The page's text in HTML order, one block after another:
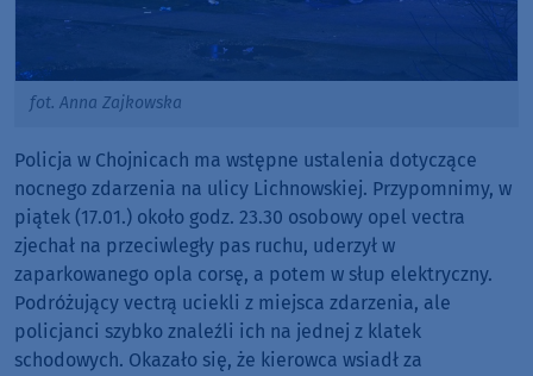
fot. Anna Zajkowska
Policja w Chojnicach ma wstępne ustalenia dotyczące
nocnego zdarzenia na ulicy Lichnowskiej. Przypomnimy, w
piątek (17.01.) około godz. 23.30 osobowy opel vectra
zjechał na przeciwległy pas ruchu, uderzył w
zaparkowanego opla corsę, a potem w słup elektryczny.
Podróżujący vectrą uciekli z miejsca zdarzenia, ale
policjanci szybko znaleźli ich na jednej z klatek
schodowych. Okazało się, że kierowca wsiadł za